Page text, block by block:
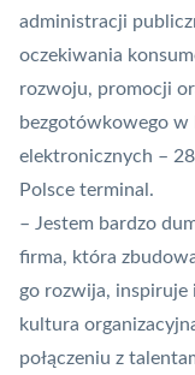
administracji
oczekiwania
rozwoju, promocji
bezgotówkowego w
elektronicznych –
Polsce terminal.
– Jestem bardzo
firma, która
go rozwija, inspiruje
kultura
połączeniu z